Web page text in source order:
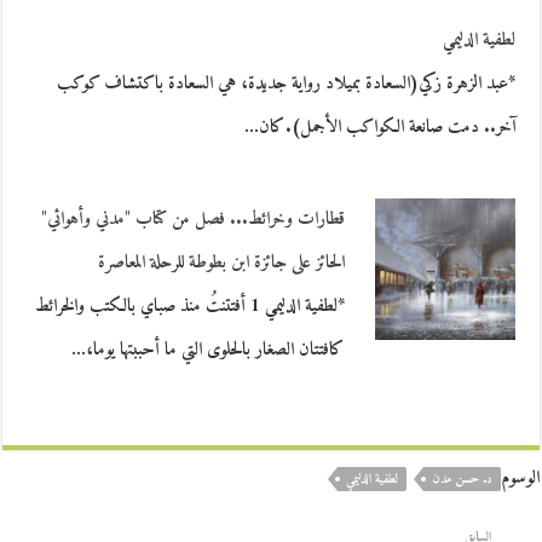
لطفية الدليمي
*عبد الزهرة زكي(السعادة بميلاد رواية جديدة، هي السعادة باكتشاف كوكب
آخر.. دمت صانعة الكواكب الأجمل).كان…
قطارات‭ ‬وخرائط‬... فصل من كتاب "مدني وأهوائي"
الحائز على جائزة ابن بطوطة للرحلة المعاصرة
*لطفية الدليمي 1 أفتتنتُ منذ صباي بالكتب والخرائط
كافتتان الصغار بالحلوى التي ما أحببتها يوما،…
الوسوم د. حسن مدن لطفية الدليمي